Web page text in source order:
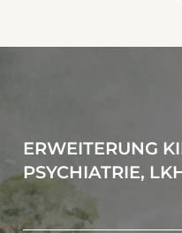
ERWEITERUNG
PSYCHIATRIE,